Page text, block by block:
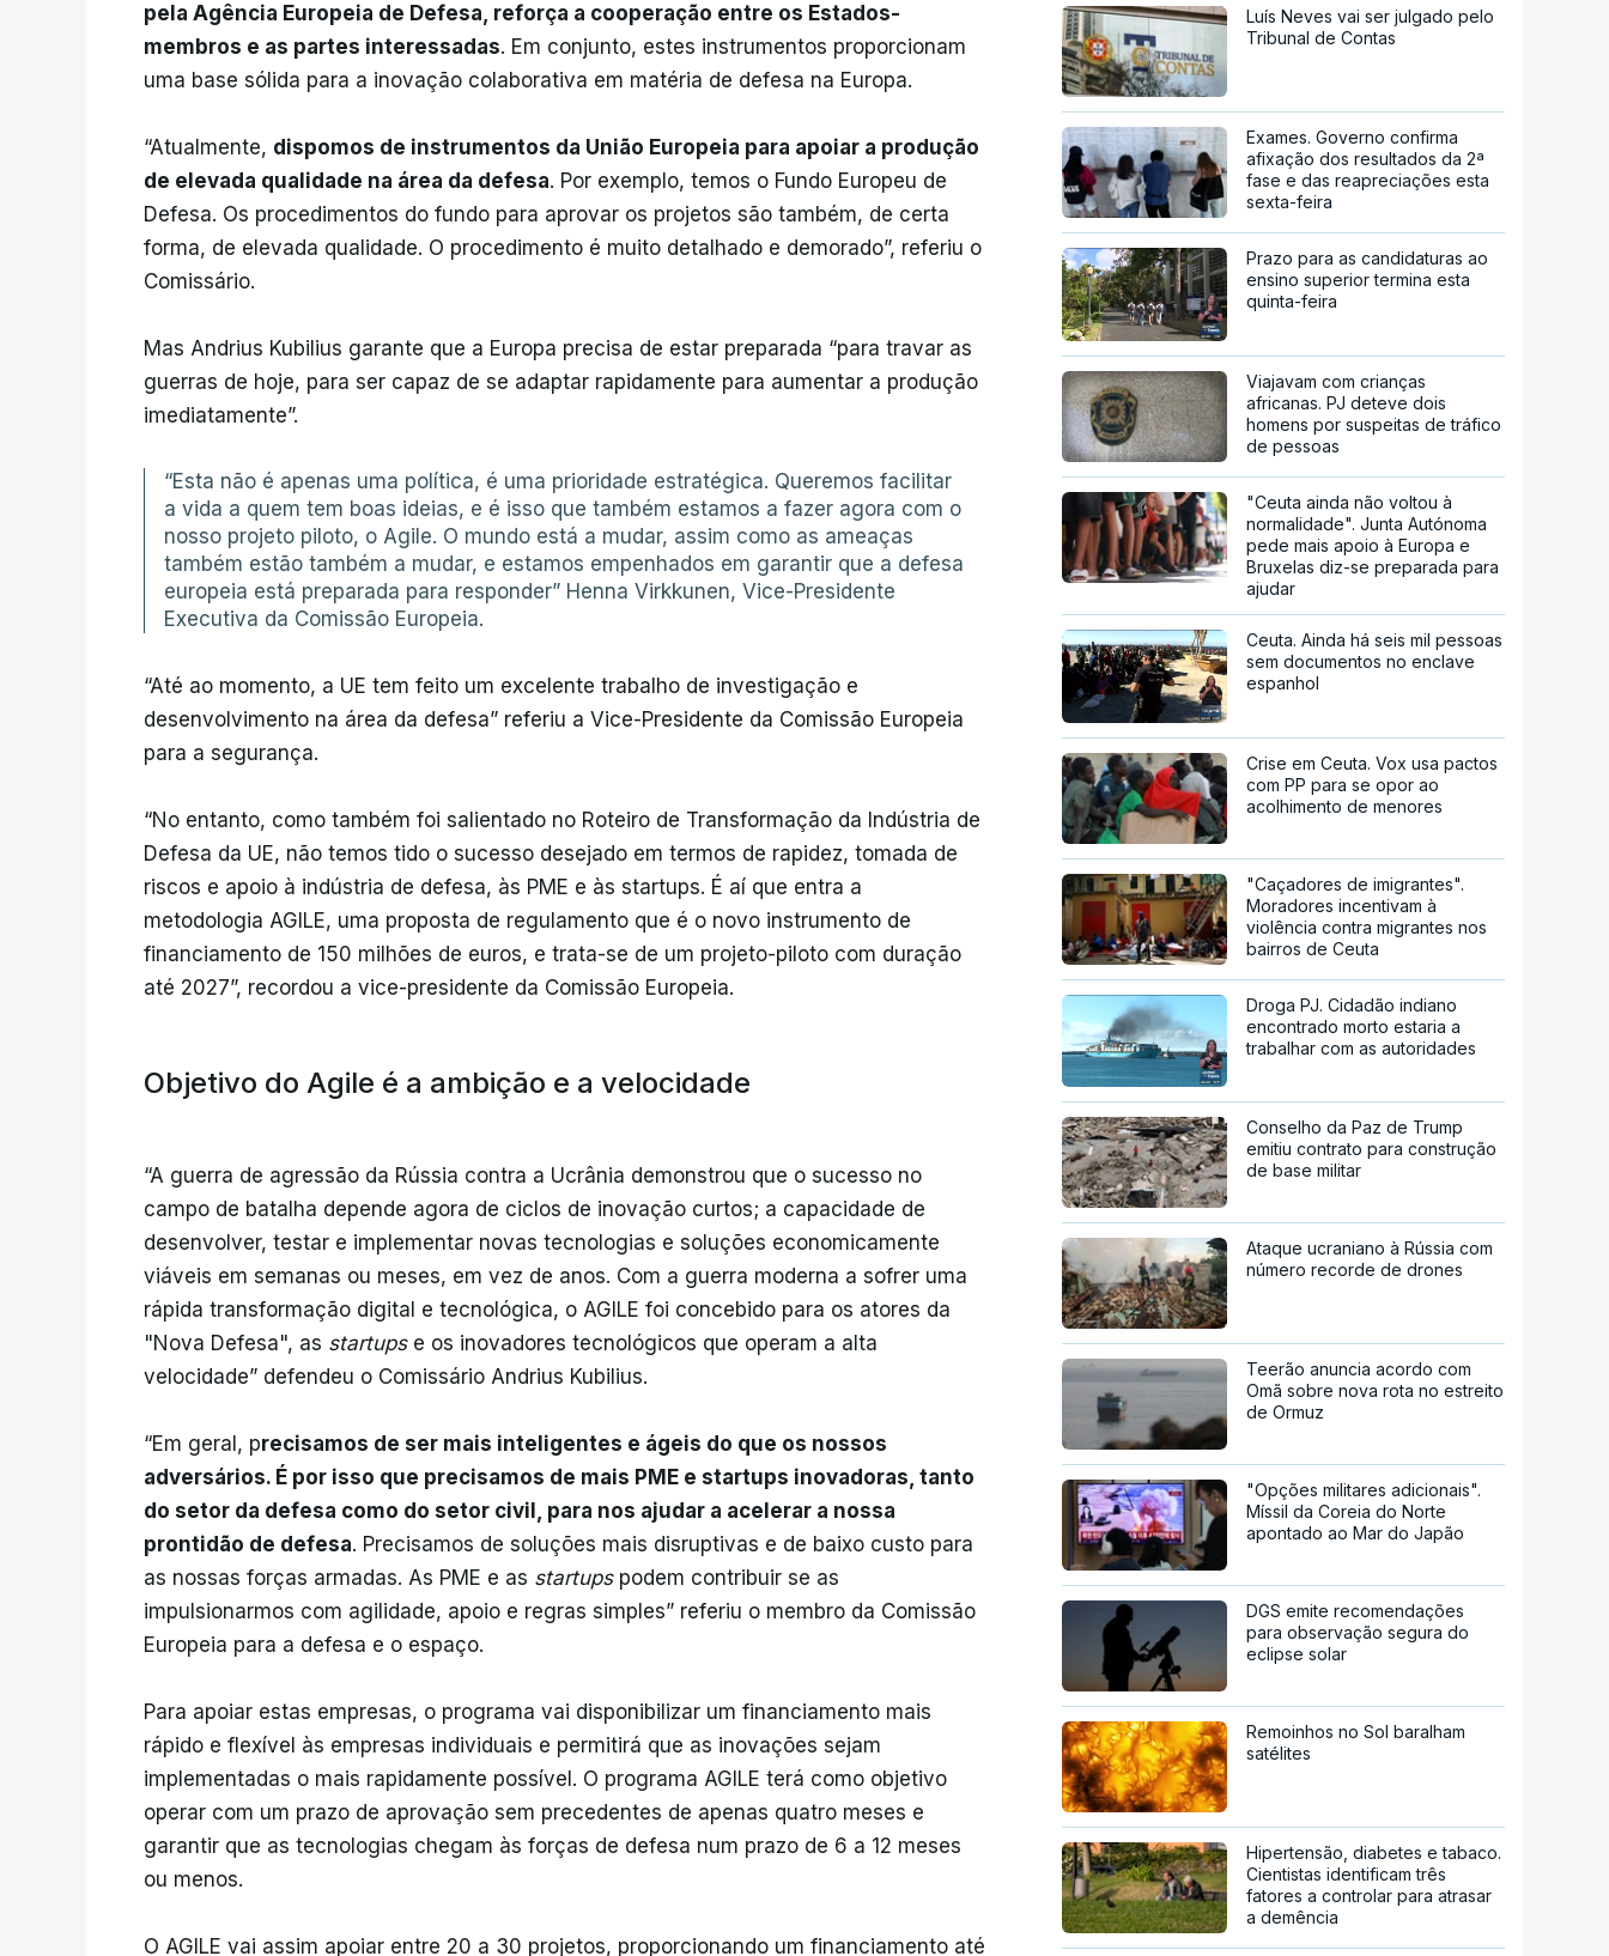
pela Agência Europeia de Defesa, reforça a cooperação entre os Estados-
membros e as partes interessadas. Em conjunto, estes instrumentos proporcionam
uma base sólida para a inovação colaborativa em matéria de defesa na Europa.
“Atualmente, dispomos de instrumentos da União Europeia para apoiar a produção
de elevada qualidade na área da defesa. Por exemplo, temos o Fundo Europeu de
Defesa. Os procedimentos do fundo para aprovar os projetos são também, de certa
forma, de elevada qualidade. O procedimento é muito detalhado e demorado”, referiu o
Comissário.
Mas Andrius Kubilius garante que a Europa precisa de estar preparada “para travar as
guerras de hoje, para ser capaz de se adaptar rapidamente para aumentar a produção
imediatamente”.
“Esta não é apenas uma política, é uma prioridade estratégica. Queremos facilitar
a vida a quem tem boas ideias, e é isso que também estamos a fazer agora com o
nosso projeto piloto, o Agile. O mundo está a mudar, assim como as ameaças
também estão também a mudar, e estamos empenhados em garantir que a defesa
europeia está preparada para responder” Henna Virkkunen, Vice-Presidente
Executiva da Comissão Europeia.
“Até ao momento, a UE tem feito um excelente trabalho de investigação e
desenvolvimento na área da defesa” referiu a Vice-Presidente da Comissão Europeia
para a segurança.
“No entanto, como também foi salientado no Roteiro de Transformação da Indústria de
Defesa da UE, não temos tido o sucesso desejado em termos de rapidez, tomada de
riscos e apoio à indústria de defesa, às PME e às startups. É aí que entra a
metodologia AGILE, uma proposta de regulamento que é o novo instrumento de
financiamento de 150 milhões de euros, e trata-se de um projeto-piloto com duração
até 2027”, recordou a vice-presidente da Comissão Europeia.
Objetivo do Agile é a ambição e a velocidade
“A guerra de agressão da Rússia contra a Ucrânia demonstrou que o sucesso no
campo de batalha depende agora de ciclos de inovação curtos; a capacidade de
desenvolver, testar e implementar novas tecnologias e soluções economicamente
viáveis em semanas ou meses, em vez de anos. Com a guerra moderna a sofrer uma
rápida transformação digital e tecnológica, o AGILE foi concebido para os atores da
"Nova Defesa", as startupse os inovadores tecnológicos que operam a alta
velocidade” defendeu o Comissário Andrius Kubilius.
“Em geral, precisamos de ser mais inteligentes e ágeis do que os nossos
adversários. É por isso que precisamos de mais PME e startups inovadoras, tanto
do setor da defesa como do setor civil, para nos ajudar a acelerar a nossa
prontidão de defesa. Precisamos de soluções mais disruptivas e de baixo custo para
as nossas forças armadas. As PME e as startupspodem contribuir se as
impulsionarmos com agilidade, apoio e regras simples” referiu o membro da Comissão
Europeia para a defesa e o espaço.
Para apoiar estas empresas, o programa vai disponibilizar um financiamento mais
rápido e flexível às empresas individuais e permitirá que as inovações sejam
implementadas o mais rapidamente possível. O programa AGILE terá como objetivo
operar com um prazo de aprovação sem precedentes de apenas quatro meses e
garantir que as tecnologias chegam às forças de defesa num prazo de 6 a 12 meses
ou menos.
O AGILE vai assim apoiar entre 20 a 30 projetos, proporcionando um financiamento até
Luís Neves vai ser julgado pelo
Tribunal de Contas
Exames. Governo confirma
afixação dos resultados da 2ª
fase e das reapreciações esta
sexta-feira
Prazo para as candidaturas ao
ensino superior termina esta
quinta-feira
Viajavam com crianças
africanas. PJ deteve dois
homens por suspeitas de tráfico
de pessoas
"Ceuta ainda não voltou à
normalidade". Junta Autónoma
pede mais apoio à Europa e
Bruxelas diz-se preparada para
ajudar
Ceuta. Ainda há seis mil pessoas
sem documentos no enclave
espanhol
Crise em Ceuta. Vox usa pactos
com PP para se opor ao
acolhimento de menores
"Caçadores de imigrantes".
Moradores incentivam à
violência contra migrantes nos
bairros de Ceuta
Droga PJ. Cidadão indiano
encontrado morto estaria a
trabalhar com as autoridades
Conselho da Paz de Trump
emitiu contrato para construção
de base militar
Ataque ucraniano à Rússia com
número recorde de drones
Teerão anuncia acordo com
Omã sobre nova rota no estreito
de Ormuz
"Opções militares adicionais".
Míssil da Coreia do Norte
apontado ao Mar do Japão
DGS emite recomendações
para observação segura do
eclipse solar
Remoinhos no Sol baralham
satélites
Hipertensão, diabetes e tabaco.
Cientistas identificam três
fatores a controlar para atrasar
a demência